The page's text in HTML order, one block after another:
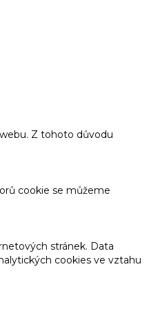
Z tohoto důvodu
cookie se můžeme
stránek. Data
cookies ve vztahu